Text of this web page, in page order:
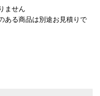
ません
ある商品は別途お見積りで